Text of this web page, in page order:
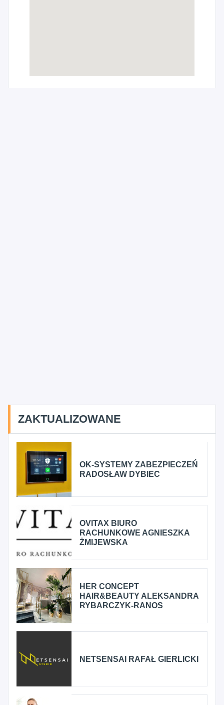
ZAKTUALIZOWANE
OK-SYSTEMY ZABEZPIECZEŃ
RADOSŁAW DYBIEC
OVITAX BIURO
RACHUNKOWE AGNIESZKA
ŻMIJEWSKA
HER CONCEPT
HAIR&BEAUTY ALEKSANDRA
RYBARCZYK-RANOS
NETSENSAI RAFAŁ GIERLICKI